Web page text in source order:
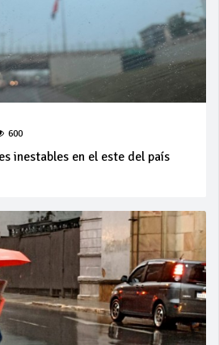
600
inestables en el este del país